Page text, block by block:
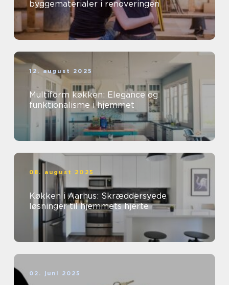
byggematerialer i renoveringen
12. august 2025
Multiform køkken: Elegance og
funktionalisme i hjemmet
08. august 2025
Køkken i Aarhus: Skræddersyede
løsninger til hjemmets hjerte
02. juni 2025